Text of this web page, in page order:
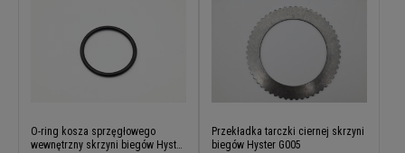
O-ring kosza sprzęgłowego
wewnętrzny skrzyni biegów Hyster
Przekładka tarczki ciernej skrzyni
biegów Hyster G005